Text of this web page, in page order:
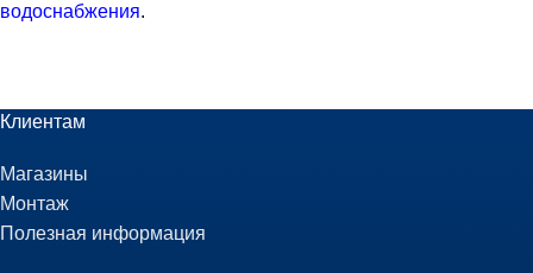
водоснабжения.
Клиентам
Магазины
Монтаж
Полезная информация